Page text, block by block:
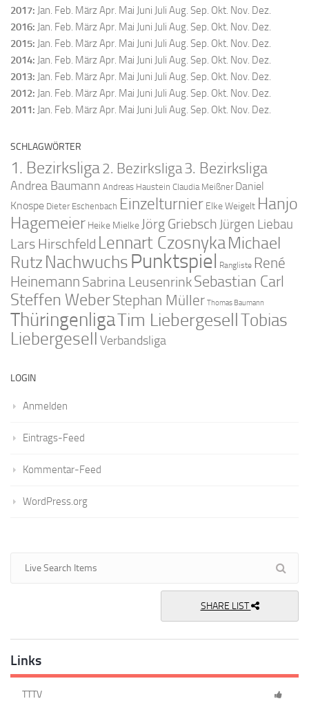
2017: Jan. Feb. MärzApr. Mai Juni Juli Aug. Sep. Okt. Nov. Dez.
2016: Jan. Feb. MärzApr. Mai Juni Juli Aug. Sep. Okt. Nov. Dez.
2015: Jan. Feb. MärzApr. Mai Juni Juli Aug. Sep. Okt. Nov. Dez.
2014: Jan. Feb. MärzApr. Mai Juni Juli Aug. Sep. Okt. Nov. Dez.
2013: Jan. Feb. MärzApr. Mai Juni Juli Aug. Sep. Okt. Nov. Dez.
2012: Jan. Feb. MärzApr. Mai Juni Juli Aug. Sep. Okt. Nov. Dez.
2011: Jan. Feb. MärzApr. Mai Juni Juli Aug. Sep. Okt. Nov. Dez.
SCHLAGWÖRTER
1. Bezirksliga2. Bezirksliga3. Bezirksliga
Andrea Baumann Andreas Haustein Claudia Meißner Daniel
Knospe Dieter Eschenbach Einzelturnier Elke Weigelt Hanjo
Hagemeier Heike Mielke Jörg Griebsch Jürgen Liebau
Lars Hirschfeld Lennart CzosnykaMichael
Rutz Nachwuchs Punktspiel Rangliste René
Heinemann Sabrina LeusenrinkSebastian Carl
Steffen WeberStephan Müller Thomas Baumann
ThüringenligaTim LiebergesellTobias
Liebergesell Verbandsliga
LOGIN
Anmelden
Eintrags-Feed
Kommentar-Feed
WordPress.org
SHARE LIST
Links
TTTV